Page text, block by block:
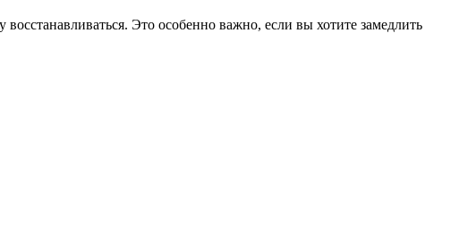
Это особенно важно, если вы хотите замедлить